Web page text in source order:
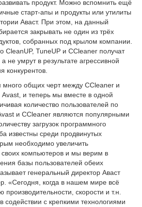
продукт. Можно вспомнить ещё
старт-апы и продукты или утилиты
Аваст. При этом, на данный
закрывать не один из трёх
собранных под крылом компании.
CleanUP, TuneUP и CCleaner получат
не умрут в результате агрессивной
конкурентов.
общих черт между CCleaner и
Avast, и теперь мы вместе в одной
количество пользователей по
и CCleaner являются популярными
загрузок программного
известны среди продвинутых
необходимо увеличить
своих компьютеров и мы верим в
базы пользователей обеих
генеральный директор Аваст
«Сегодня, когда в нашем мире всё
производительности, скорости и т.н.
с крепкими технологиями